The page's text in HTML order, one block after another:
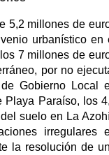
5,2 millones de
urbanístico en
7 millones de
por no
Gobierno Local
Playa Paraíso, los
suelo en La
irregulares
la resolución de